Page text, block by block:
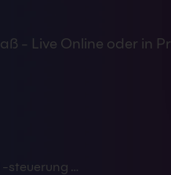
- Live Online oder in
steuerung …